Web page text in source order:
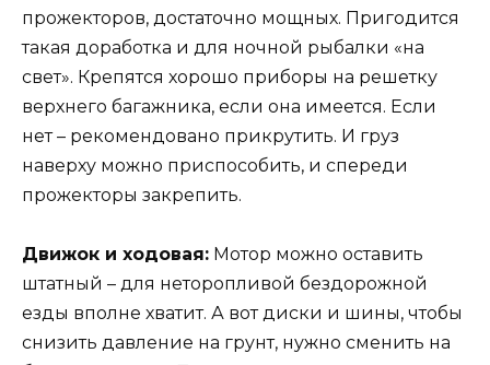
прожекторов, достаточно мощных. Пригодится
такая доработка и для ночной рыбалки «на
свет». Крепятся хорошо приборы на решетку
верхнего багажника, если она имеется. Если
нет – рекомендовано прикрутить. И груз
наверху можно приспособить, и спереди
прожекторы закрепить.
Движок и ходовая: Мотор можно оставить
штатный – для неторопливой бездорожной
езды вполне хватит. А вот диски и шины, чтобы
снизить давление на грунт, нужно сменить на